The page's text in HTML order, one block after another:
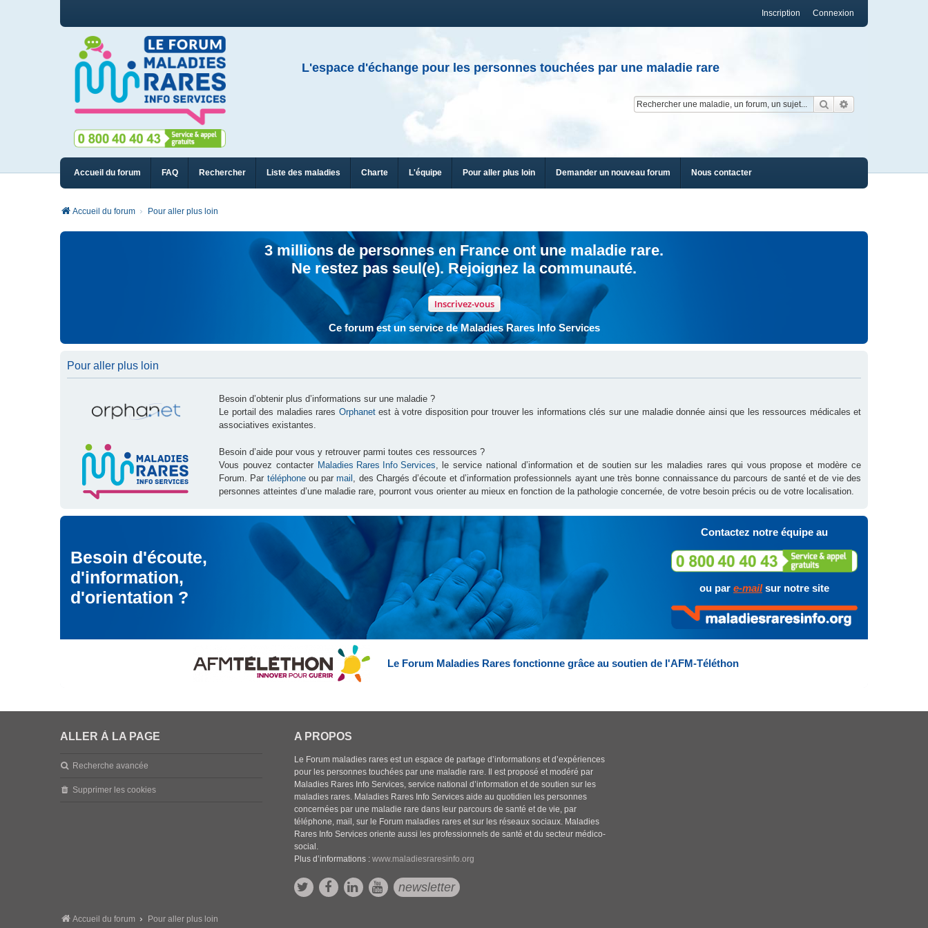
Connexion
Inscription
L'espace d'échange pour les personnes touchées par une maladie rare
Rechercher
Accueil du forum FAQ Rechercher Liste des maladies Charte L'équipe Pour aller plus loin Demander un nouveau forum Nous contacter
Accueil du forum Pour aller plus loin
3 millions de personnes en France ont une maladie rare.
Ne restez pas seul(e). Rejoignez la communauté.
Inscrivez-vous
Ce forum est un service de Maladies Rares Info Services
Pour aller plus loin
Besoin d’obtenir plus d’informations sur une maladie ?
Le portail des maladies rares Orphanetest à votre disposition pour trouver les informations clés sur une maladie donnée ainsi que les ressources médicales et
associatives existantes.
Besoin d’aide pour vous y retrouver parmi toutes ces ressources ?
Vous pouvez contacter Maladies Rares Info Services, le service national d’information et de soutien sur les maladies rares qui vous propose et modère ce
Forum. Par téléphoneou parmail , des Chargés d’écoute et d’information professionnels ayant une très bonne connaissance du parcours de santé et de vie des
personnes atteintes d’une maladie rare, pourront vous orienter au mieux en fonction de la pathologie concernée, de votre besoin précis ou de votre localisation.
Besoin d'écoute,
d'information,
d'orientation ?
Contactez notre équipe au
ou par e-mailsur notre site
Le Forum Maladies Rares fonctionne grâce au soutien de l'AFM-Téléthon
ALLER À LA PAGE
Recherche avancée
Supprimer les cookies
A PROPOS
Le Forum maladies rares est un espace de partage d’informations et d’expériences
pour les personnes touchées par une maladie rare. Il est proposé et modéré par
Maladies Rares Info Services, service national d’information et de soutien sur les
maladies rares. Maladies Rares Info Services aide au quotidien les personnes
concernées par une maladie rare dans leur parcours de santé et de vie, par
téléphone, mail, sur le Forum maladies rares et sur les réseaux sociaux. Maladies
Rares Info Services oriente aussi les professionnels de santé et du secteur médico-
social.
Plus d’informations :www.maladiesraresinfo.org
newsletter
Accueil du forum Pour aller plus loin